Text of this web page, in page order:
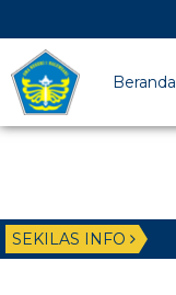
Beranda
SEKILAS INFO